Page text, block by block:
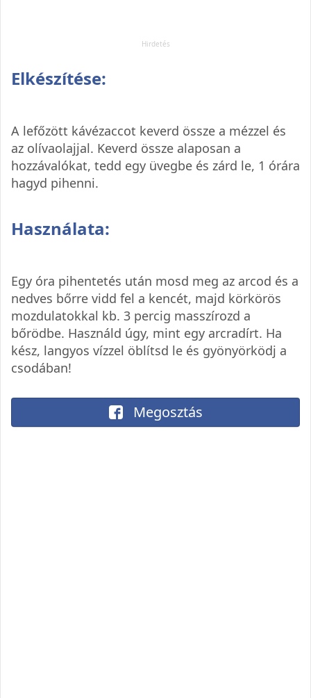
Elkészítése:
A lefőzött kávézaccot keverd össze a mézzel és
az olívaolajjal. Keverd össze alaposan a
hozzávalókat, tedd egy üvegbe és zárd le, 1 órára
hagyd pihenni.
Használata:
Egy óra pihentetés után mosd meg az arcod és a
nedves bőrre vidd fel a kencét, majd körkörös
mozdulatokkal kb. 3 percig masszírozd a
bőrödbe. Használd úgy, mint egy arcradírt. Ha
kész, langyos vízzel öblítsd le és gyönyörködj a
csodában!
Megosztás